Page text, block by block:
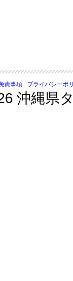
責事項 プライバシーポ
沖縄県